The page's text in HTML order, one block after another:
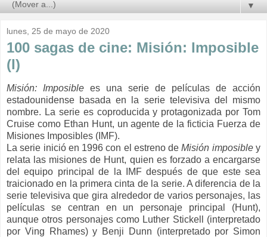
▼
lunes, 25 de mayo de 2020
100 sagas de cine: Misión: Imposible
(I)
Misión: Imposible es una serie de películas de acción
estadounidense basada en la serie televisiva del mismo
nombre. La serie es coproducida y protagonizada por Tom
Cruise como Ethan Hunt, un agente de la ficticia Fuerza de
Misiones Imposibles (IMF).
La serie inició en 1996 con el estreno deMisión imposibley
relata las misiones de Hunt, quien es forzado a encargarse
del equipo principal de la IMF después de que este sea
traicionado en la primera cinta de la serie. A diferencia de la
serie televisiva que gira alrededor de varios personajes, las
películas se centran en un personaje principal (Hunt),
aunque otros personajes como Luther Stickell (interpretado
por Ving Rhames) y Benji Dunn (interpretado por Simon